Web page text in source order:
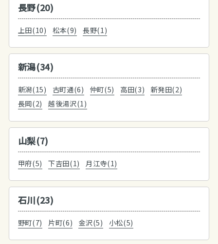
長野(20)
上田(10) 松本(9) 長野(1)
新潟(34)
新潟(15) 古町通(6) 仲町(5) 高田(3)
新発田(2)
長岡(2)
越後湯沢(1)
山梨(7)
甲府(5) 下吉田(1) 月江寺(1)
石川(23)
野町(7) 片町(6) 金沢(5) 小松(5)